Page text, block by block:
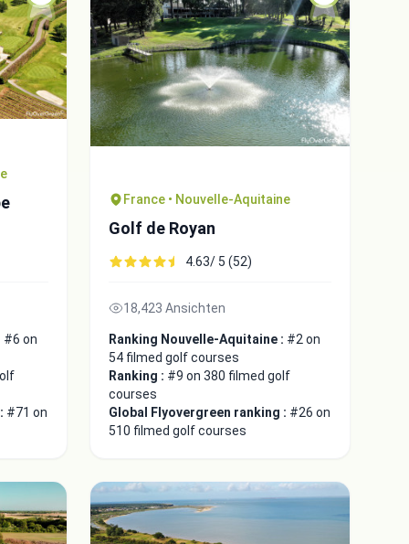
#6 on
#71 on
France • Nouvelle-Aquitaine
Golf de Royan
4.63/ 5 (52)
18,423 Ansichten
Ranking Nouvelle-Aquitaine : #2 on
54 filmed golf courses
Ranking : #9 on 380 filmed golf
courses
Global Flyovergreen ranking : #26 on
510 filmed golf courses